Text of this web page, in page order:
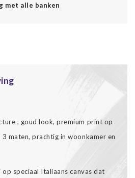
met alle banken
, goud look, premium print op
maten, prachtig in woonkamer en
speciaal Italiaans canvas dat